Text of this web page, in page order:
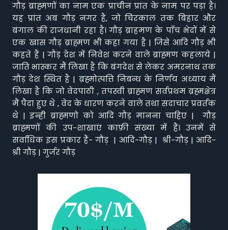
गौड़ ब्राह्मणों का नाम एक प्राचीन प्रांत के नाम पर पड़ा है।
यह प्रांत अब गौड़ नगर है, जो चिरकाल तक बिहार और
बंगाल की राजधानी रहा है। गौड़ ब्राहमण के पाँच भेदों में से
एक खास गौड़ ब्राह्मण भी कहा गया है | जिसे आदि गौड़ भी
कहते हैं | गौड़ देश में निवेश करने वाले ब्राह्मण कहलाये |
जाति भास्कर मैं लिखा है कि बंगदेश से लेकर अमरनाथ तक
गौड़ देश स्थित है | ब्रह्मोत्पत्ति निबन्ध के निर्णय अध्याय मैं
लिखा है कि जो वेदपाठी , तपस्वी ब्राह्मण सर्वप्रथम ब्रह्मक्षेत्र
मैं पैदा हुए थे , वेद के धारण करने वाले तथा सदाचार प्रवर्तक
थे | इन्ही ब्राह्मणो को आदि गौड़ मानना चाहिए | गौड़
ब्राह्मणों की उप-शाखाएं काफ़ी संख्या में हैं। उनमें से
सर्वाधिक इस प्रकार हैं- गौड़ | आदि-गौड़ | श्री-गौड़ | आदि-
श्री गौड़ | गुर्जर गौड़